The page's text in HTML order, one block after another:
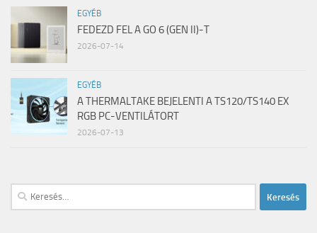
EGYÉB
FEDEZD FEL A GO 6 (GEN II)-T
2026-07-14
EGYÉB
A THERMALTAKE BEJELENTI A TS120/TS140 EX
RGB PC-VENTILÁTORT
2026-07-13
Keresés: